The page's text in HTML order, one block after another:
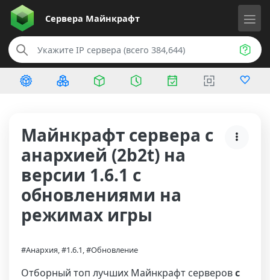
Сервера Майнкрафт
Майнкрафт сервера с
анархией (2b2t) на
версии 1.6.1 с
обновлениями на
режимах игры
#Анархия, #1.6.1, #Обновление
Отборный топ лучших Майнкрафт серверовс